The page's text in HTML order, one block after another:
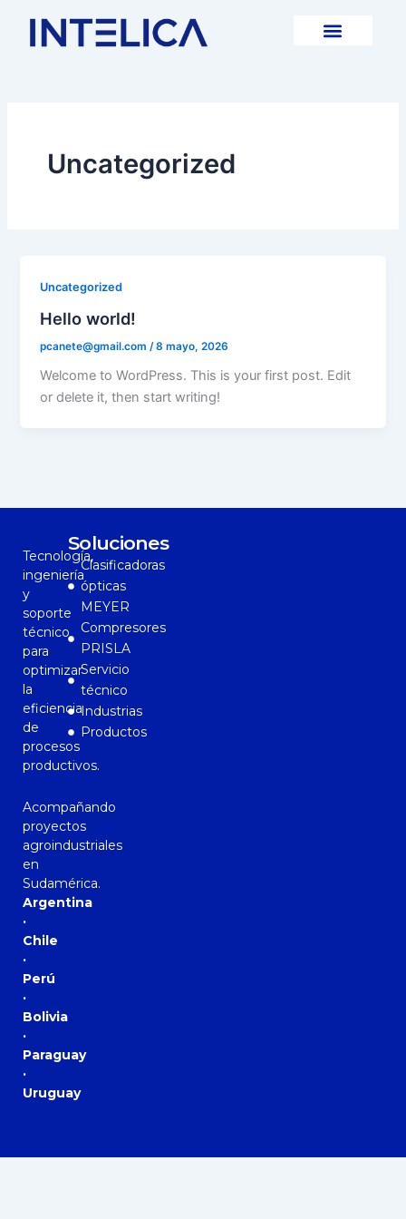
Uncategorized
Uncategorized
Hello world!
pcanete@gmail.com /8 mayo, 2026
Welcome to WordPress. This is your first post. Edit
or delete it, then start writing!
Tecnología,
ingeniería
y
soporte
técnico
para
optimizar
la
eficiencia
de
procesos
productivos.
Acompañando
proyectos
agroindustriales
en
Sudamérica.
Argentina
·
Chile
·
Perú
·
Bolivia
·
Paraguay
·
Uruguay
Soluciones
Clasificadoras
ópticas
MEYER
Compresores
PRISLA
Servicio
técnico
Industrias
Productos